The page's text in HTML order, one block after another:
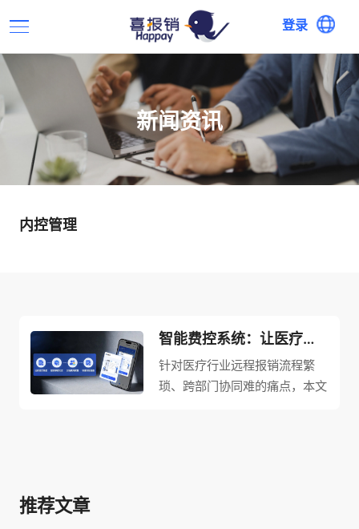
登录
新闻资讯
内控管理
智能费控系统：让医疗远程报销流程更便捷高效！
针对医疗行业远程报销流程繁
琐、跨部门协同难的痛点，本文
推荐文章